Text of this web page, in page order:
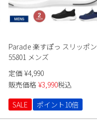
Parade 楽すぽっ スリッポン
55801 メンズ
定価 ¥4,990
販売価格 ¥3,990税込
SALE
ポイント10倍